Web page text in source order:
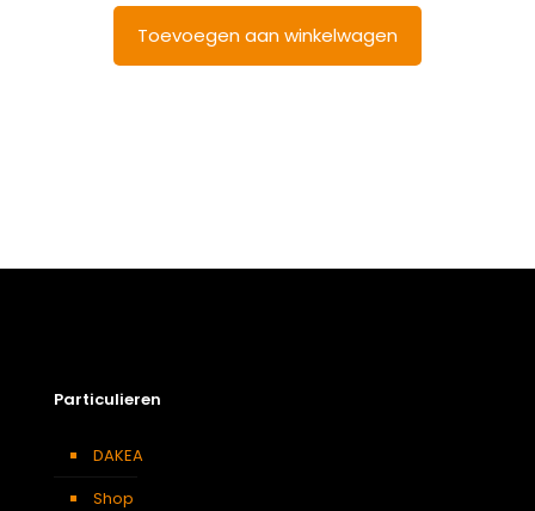
Toevoegen aan winkelwagen
Particulieren
DAKEA
Shop